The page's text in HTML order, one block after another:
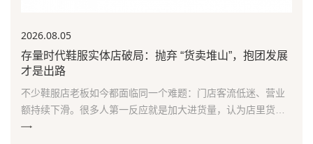
2026.08.05
存量时代鞋服实体店破局：抛弃 “货卖堆山”，抱团发展
才是出路
不少鞋服店老板如今都面临同一个难题：门店客流低迷、营业
额持续下滑。很多人第一反应就是加大进货量，认为店里货品
充足才能留住顾客，但现实恰恰相反，当下店铺生意好坏，